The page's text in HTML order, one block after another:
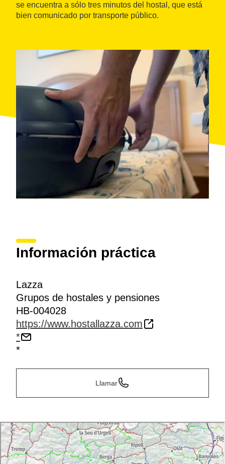
se encuentra a sólo tres minutos del hostal, que está
bien comunicado por transporte público.
Información práctica
Lazza
Grupos de hostales y pensiones
HB-004028
https://www.hostallazza.com
*
*
Llamar